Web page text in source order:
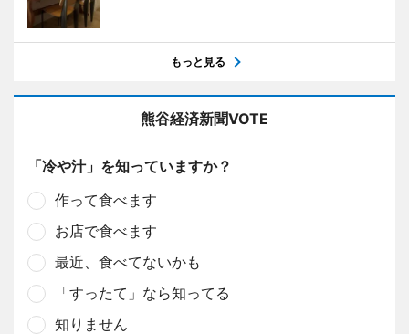
もっと見る
熊谷経済新聞VOTE
「冷や汁」を知っていますか？
作って食べます
お店で食べます
最近、食べてないかも
「すったて」なら知ってる
知りません